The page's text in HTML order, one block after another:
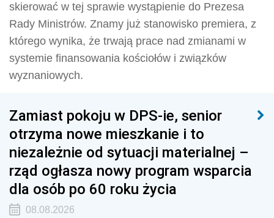
skierować w tej sprawie wystąpienie do Prezesa
Rady Ministrów. Znamy już stanowisko premiera, z
którego wynika, że trwają prace nad zmianami w
systemie finansowania kościołów i związków
wyznaniowych.
Zamiast pokoju w DPS-ie, senior
otrzyma nowe mieszkanie i to
niezależnie od sytuacji materialnej –
rząd ogłasza nowy program wsparcia
dla osób po 60 roku życia
08.08.2026